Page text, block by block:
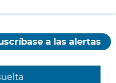
a las alertas